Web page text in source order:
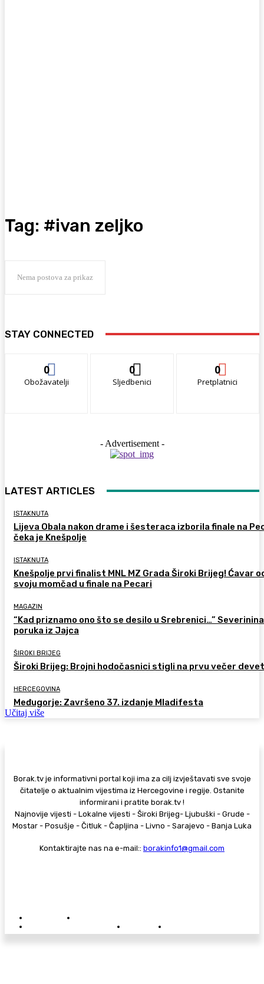
Tag: #ivan zeljko
Nema postova za prikaz
STAY CONNECTED
0
Obožavatelji
0
Sljedbenici
0
Pretplatnici
- Advertisement -
LATEST ARTICLES
ISTAKNUTA
Lijeva Obala nakon drame i šesteraca izborila finale na
čeka je Knešpolje
ISTAKNUTA
Knešpolje prvi finalist MNL MZ Grada Široki Brijeg! Ćavar
svoju momčad u finale na Pecari
MAGAZIN
“Kad priznamo ono što se desilo u Srebrenici…” Severinina
poruka iz Jajca
ŠIROKI BRIJEG
Široki Brijeg: Brojni hodočasnici stigli na prvu večer
HERCEGOVINA
Međugorje: Završeno 37. izdanje Mladifesta
Učitaj više
Borak.tv je informativni portal koji ima za cilj izvještavati sve svoje
čitatelje o aktualnim vijestima iz Hercegovine i regije. Ostanite
informirani i pratite borak.tv !
Najnovije vijesti - Lokalne vijesti - Široki Brijeg- Ljubuški - Grude -
Mostar - Posušje - Čitluk - Čapljina - Livno - Sarajevo - Banja Luka
Kontaktirajte nas na e-mail:: borakinfo1@gmail.com